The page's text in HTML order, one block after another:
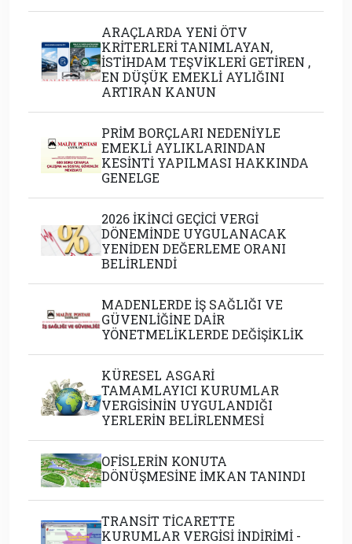
ARAÇLARDA YENİ ÖTV
KRİTERLERİ TANIMLAYAN,
İSTİHDAM TEŞVİKLERİ GETİREN ,
EN DÜŞÜK EMEKLİ AYLIĞINI
ARTIRAN KANUN
PRİM BORÇLARI NEDENİYLE
EMEKLİ AYLIKLARINDAN
KESİNTİ YAPILMASI HAKKINDA
GENELGE
2026 İKİNCİ GEÇİCİ VERGİ
DÖNEMİNDE UYGULANACAK
YENİDEN DEĞERLEME ORANI
BELİRLENDİ
MADENLERDE İŞ SAĞLIĞI VE
GÜVENLİĞİNE DAİR
YÖNETMELİKLERDE DEĞİŞİKLİK
KÜRESEL ASGARİ
TAMAMLAYICI KURUMLAR
VERGİSİNİN UYGULANDIĞI
YERLERİN BELİRLENMESİ
OFİSLERİN KONUTA
DÖNÜŞMESİNE İMKAN TANINDI
TRANSİT TİCARETTE
KURUMLAR VERGİSİ İNDİRİMİ -